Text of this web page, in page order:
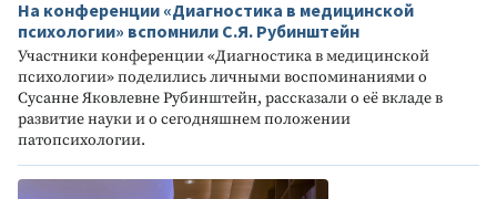
На конференции «Диагностика в медицинской
психологии» вспомнили С.Я. Рубинштейн
Участники конференции «Диагностика в медицинской
психологии» поделились личными воспоминаниями о
Сусанне Яковлевне Рубинштейн, рассказали о её вкладе в
развитие науки и о сегодняшнем положении
патопсихологии.